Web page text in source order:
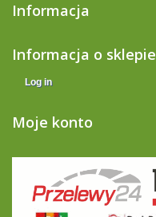
Informacja
Informacja o sklepie
Log in
Moje konto